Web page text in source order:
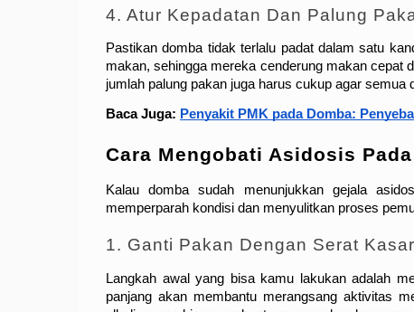
4. Atur Kepadatan Dan Palung
Pastikan domba tidak terlalu padat dalam satu
makan, sehingga mereka cenderung makan cepat
jumlah palung pakan juga harus cukup agar
Baca Juga: Penyakit PMK pada Domba:
Cara Mengobati Asidosis
Kalau domba sudah menunjukkan gejala
memperparah kondisi dan menyulitkan proses
1. Ganti Pakan Dengan Serat Kasar
Langkah awal yang bisa kamu lakukan adalah
panjang akan membantu merangsang aktivitas